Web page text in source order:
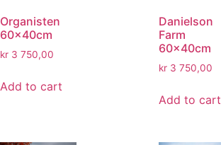
Organisten
60x40cm
kr 3 750,00
Add to cart
Danielson
Farm
60x40cm
kr 3 750,00
Add to cart